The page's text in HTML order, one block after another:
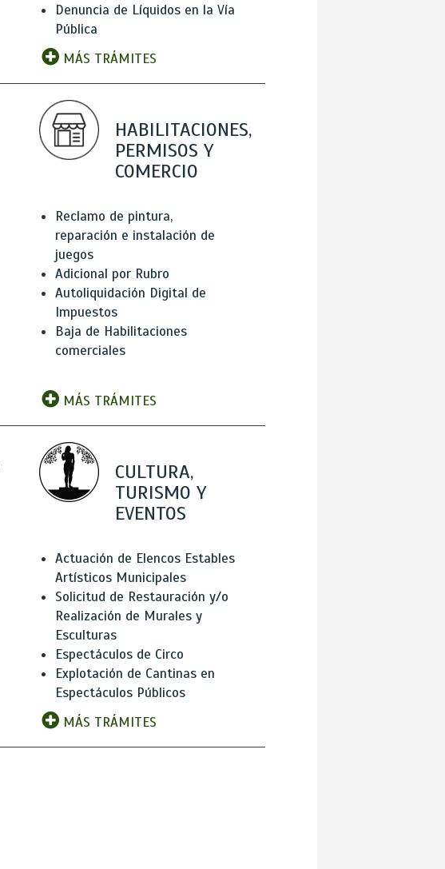
Denuncia de Líquidos en la Vía
Pública
MÁS TRÁMITES
HABILITACIONES,
PERMISOS Y
COMERCIO
Reclamo de pintura,
reparación e instalación de
juegos
Adicional por Rubro
Autoliquidación Digital de
Impuestos
Baja de Habilitaciones
comerciales
MÁS TRÁMITES
CULTURA,
TURISMO Y
EVENTOS
Actuación de Elencos Estables
Artísticos Municipales
Solicitud de Restauración y/o
Realización de Murales y
Esculturas
Espectáculos de Circo
Explotación de Cantinas en
Espectáculos Públicos
MÁS TRÁMITES